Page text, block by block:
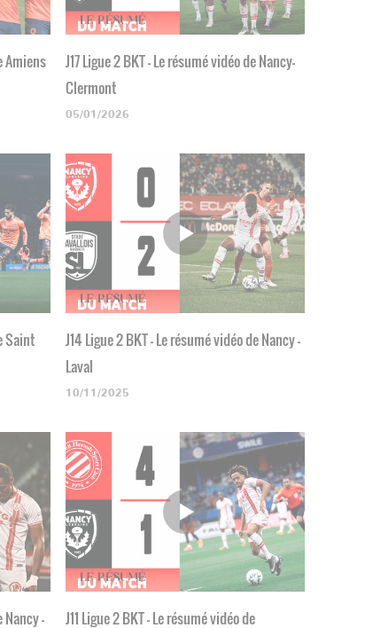
Amiens
J17 Ligue 2 BKT - Le résumé vidéo de Nancy-
Clermont
05/01/2026
Saint
J14 Ligue 2 BKT - Le résumé vidéo de Nancy -
Laval
10/11/2025
Nancy - J11 Ligue 2 BKT - Le résumé vidéo de